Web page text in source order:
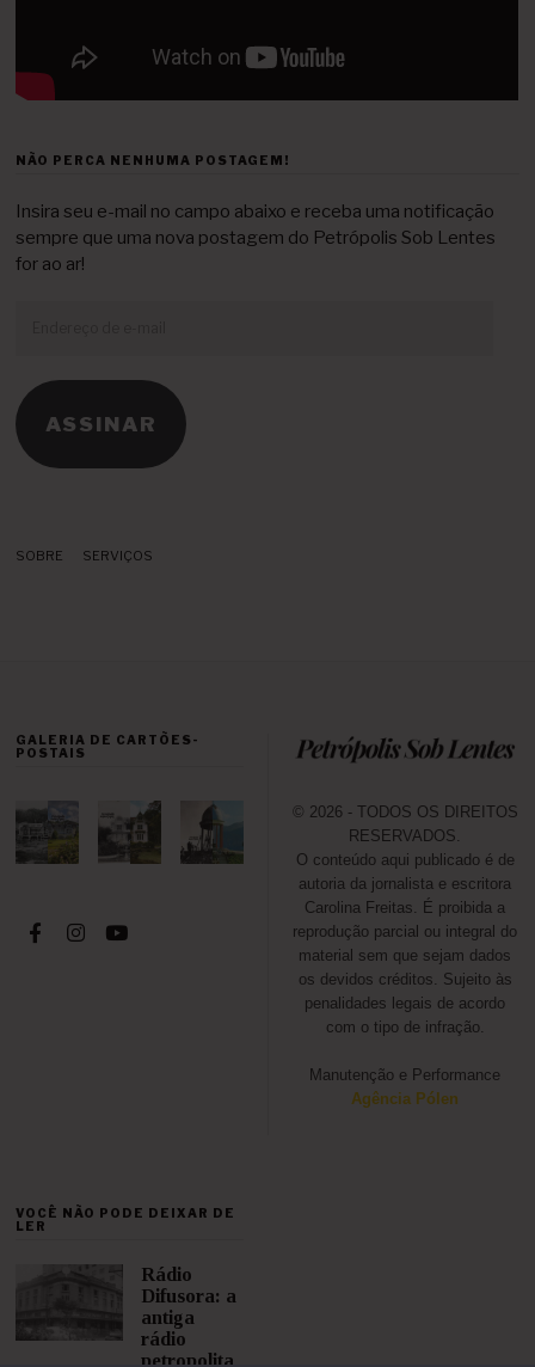
NÃO PERCA NENHUMA POSTAGEM!
Insira seu e-mail no campo abaixo e receba uma notificação
sempre que uma nova postagem do Petrópolis Sob Lentes
for ao ar!
mail
ASSINAR
SOBRE SERVIÇOS
GALERIA DE CARTÕES-
POSTAIS
© 2026 - TODOS OS DIREITOS
RESERVADOS.
O conteúdo aqui publicado é de
autoria da jornalista e escritora
Carolina Freitas. É proibida a
reprodução parcial ou integral do
material sem que sejam dados
os devidos créditos. Sujeito às
penalidades legais de acordo
com o tipo de infração.
Manutenção e Performance
Agência Pólen
VOCÊ NÃO PODE DEIXAR DE
LER
Rádio
Difusora: a
antiga
rádio
petropolita